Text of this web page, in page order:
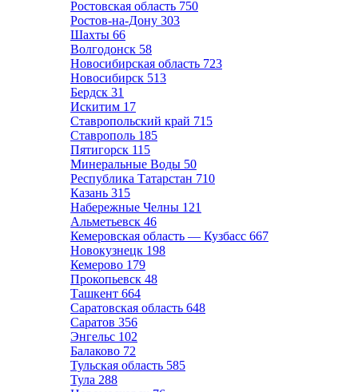
Ростовская область 750
Ростов-на-Дону 303
Шахты 66
Волгодонск 58
Новосибирская область 723
Новосибирск 513
Бердск 31
Искитим 17
Ставропольский край 715
Ставрополь 185
Пятигорск 115
Минеральные Воды 50
Республика Татарстан 710
Казань 315
Набережные Челны 121
Альметьевск 46
Кемеровская область — Кузбасс 667
Новокузнецк 198
Кемерово 179
Прокопьевск 48
Ташкент 664
Саратовская область 648
Саратов 356
Энгельс 102
Балаково 72
Тульская область 585
Тула 288